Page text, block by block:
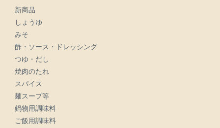
新商品
しょうゆ
みそ
酢・ソース・ドレッシング
つゆ・だし
焼肉のたれ
スパイス
麺スープ等
鍋物用調味料
ご飯用調味料